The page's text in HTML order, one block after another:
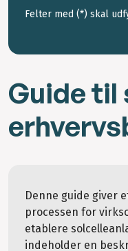
Felter med (*) skal
Guide til
Denne guide giver
processen for
etablere
indeholder en